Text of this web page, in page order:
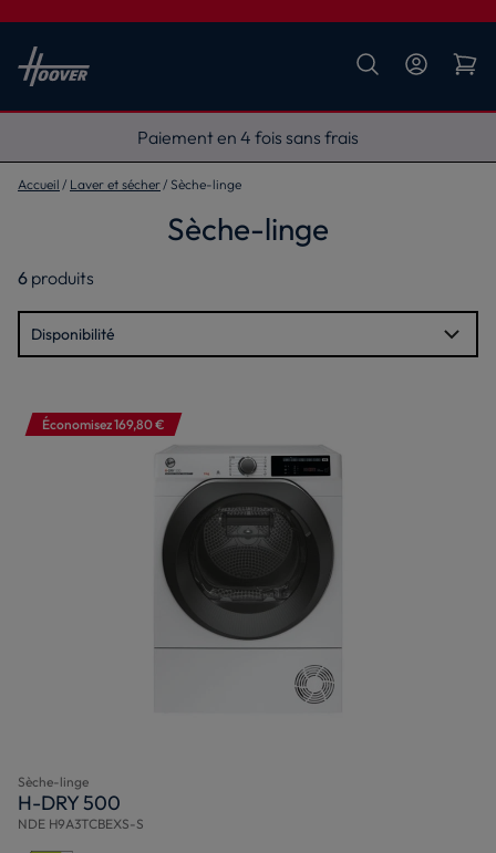
Livraison gratuite
Accueil Laver et sécher Sèche-linge
Sèche-linge
6 produits
Économisez 169,80 €
Sèche-linge
H-DRY 500
NDE H9A3TCBEXS-S